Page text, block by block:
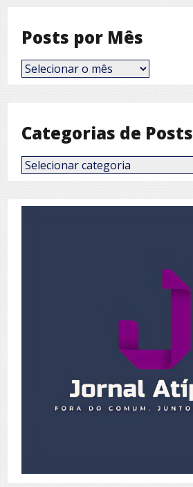
Posts por Mês
Posts
por
Categorias de Posts
Categorias
de